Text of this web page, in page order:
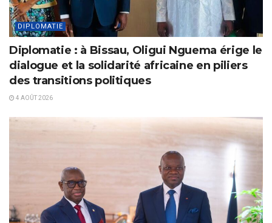
DIPLOMATIE
Diplomatie : à Bissau, Oligui Nguema érige le
dialogue et la solidarité africaine en piliers
des transitions politiques
4 AOÛT 2026